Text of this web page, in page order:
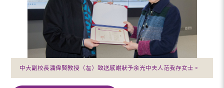
中大副校長潘偉賢教授（左）致送感謝狀予余光中夫人范我存女士。